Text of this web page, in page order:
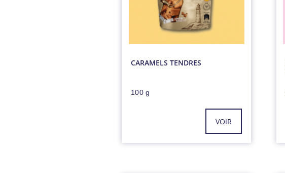
CARAMELS TENDRES
100 g
VOIR